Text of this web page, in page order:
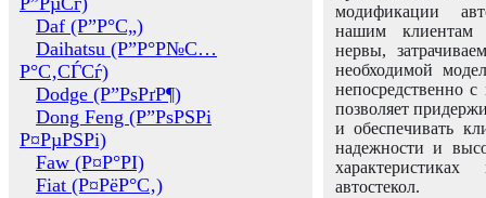
Daf (Р”Р°С„)
Daihatsu (Р”Р°Р№С…
Р°С‚СЃСѓ)
Dodge (Р”РѕРґР¶)
Dong Feng (Р”РѕРЅРі
Р¤РµРЅРі)
Faw (Р¤Р°РІ)
Fiat (Р¤РёР°С‚)
модификации
нашим клиентам
нервы,
необходимой
непосредственно
позволяет
и обеспечивать
надежности и
автостекол.